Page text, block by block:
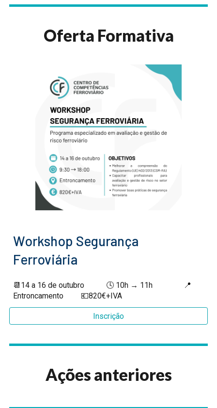
Oferta Formativa
Workshop Segurança
Ferroviária
📆 14 a 16 de outubro 🕓 10h → 11h
📍
Entroncamento
💶820€+IVA
Inscrição
Ações anteriores